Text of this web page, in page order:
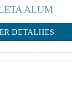
ALUM
DETALHES